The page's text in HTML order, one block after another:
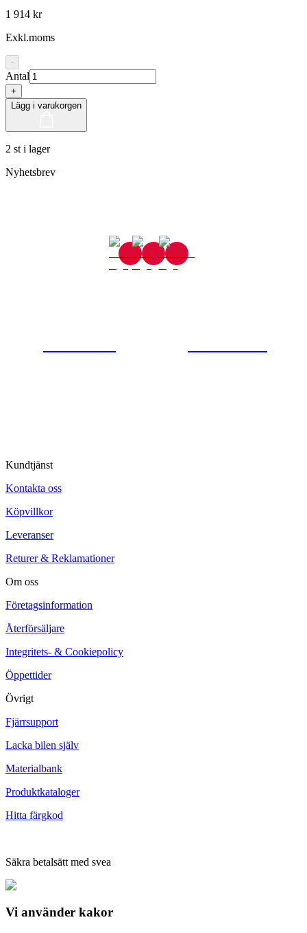
1 914 kr
Exkl.moms
-
Antal
+
Lägg i varukorgen
2 st i lager
Nyhetsbrev
Kundtjänst
Kontakta oss
Köpvillkor
Leveranser
Returer & Reklamationer
Om oss
Företagsinformation
Återförsäljare
Integritets- & Cookiepolicy
Öppettider
Övrigt
Fjärrsupport
Lacka bilen själv
Materialbank
Produktkataloger
Hitta färgkod
Säkra betalsätt med svea
Vi använder kakor